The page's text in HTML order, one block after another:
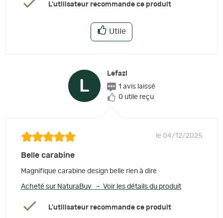
L'utilisateur recommande ce produit
Utile
L
Lefazi
1 avis laissé
0 utile reçu
le 04/12/2025
Belle carabine
Magnifique carabine design belle rien à dire
Acheté sur NaturaBuy – Voir les détails du produit
L'utilisateur recommande ce produit